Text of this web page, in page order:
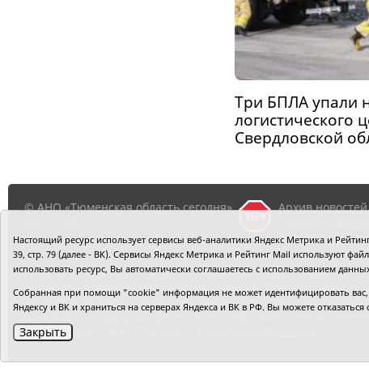
Три БПЛА упали
логистического
Свердловской
© АНО «Тюменская область сегодня»,
Архив новостей
районов ТО
Главный редактор Рябков А.В. Редакция: 625002, Тюмень,
Адрес для писем: 625000, Россия, Тюмень, Почтамт, а/я
Регистрация СМИ: Сетевое издание «Интернет-газета
службой по надзору в сфере связи, информационных
«Тюменская область сегодня».
Настоящий ресурс использует сервисы веб-аналитики Яндекс Метрика и
39, стр. 79 (далее - ВК). Сервисы Яндекс Метрика и Рейтинг Mail используют
использовать ресурс, Вы автоматически соглашаетесь с использованием
Собранная при помощи "cookie" информация не может идентифицировать
Яндексу и ВК и храниться на серверах Яндекса и ВК в РФ. Вы можете
Закрыть